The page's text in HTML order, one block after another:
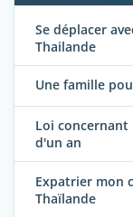
Se déplacer
Thailande
Une famille
Loi concernant
d'un an
Expatrier mon
Thaïlande